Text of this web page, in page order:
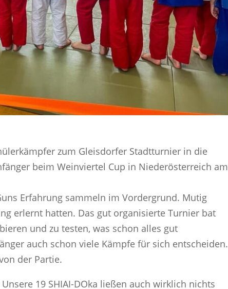
zum Gleisdorfer Stadtturnier in die
beim Weinviertel Cup in Niederösterreich am
Erfahrung sammeln im Vordergrund. Mutig
erlernt hatten. Das gut organisierte Turnier bat
und zu testen, was schon alles gut
auch schon viele Kämpfe für sich entscheiden.
der Partie.
19 SHIAI-DOka ließen auch wirklich nichts